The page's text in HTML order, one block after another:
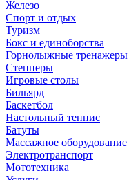
Железо
Спорт и отдых
Туризм
Бокс и единоборства
Горнолыжные тренажеры
Степперы
Игровые столы
Бильярд
Баскетбол
Настольный теннис
Батуты
Массажное оборудование
Электротранспорт
Мототехника